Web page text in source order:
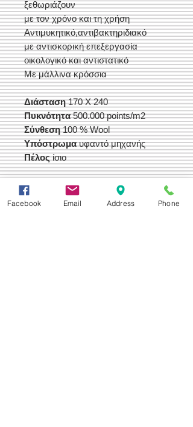
ξεθωριάζουν
με τον χρόνο και τη χρήση
Αντιμυκητικό,αντιβακτηριδιακό
με αντισκορική επεξεργασία
οικολογικό και αντιστατικό
Με μάλλινα κρόσσια
Διάσταση170 Χ 240
Πυκνότητα500.000 points/m2
Σύνθεση100 % Wool
Υπόστρωμαυφαντό μηχανής
Πέλοςίσιο
Τιμή Έκπτωσης 220,00 €
Facebook Email Address Phone